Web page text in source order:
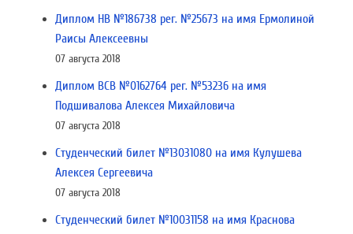
Диплом НВ №186738 рег. №25673 на имя Ермолиной
Раисы Алексеевны
07 августа 2018
Диплом ВСВ №0162764 рег. №53236 на имя
Подшивалова Алексея Михайловича
07 августа 2018
Студенческий билет №13031080 на имя Кулушева
Алексея Сергеевича
07 августа 2018
Студенческий билет №10031158 на имя Краснова